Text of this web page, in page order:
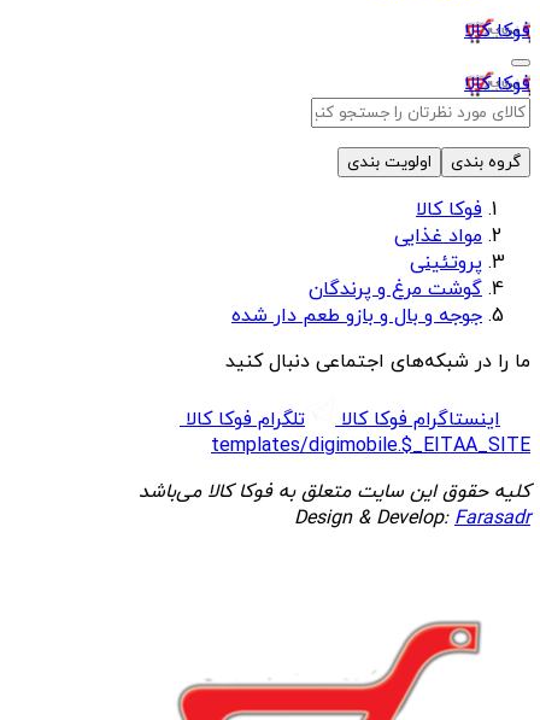
فوکا کالا
فوکا کالا
گروه بندی اولویت بندی
فوکا کالا
مواد غذایی
پروتئینی
گوشت مرغ و پرندگان
جوجه و بال و بازو طعم دار شده
ما را در شبکه‌های اجتماعی دنبال کنید
اینستاگرام فوکا کالا
تلگرام فوکا کالا
templates/digimobile.$_EITAA_SITE
کلیه حقوق این سایت متعلق به فوکا کالا می‌باشد
Design & Develop:Farasadr